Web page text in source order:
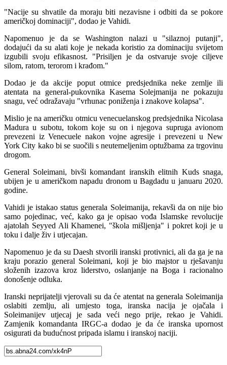
"Nacije su shvatile da moraju biti nezavisne i odbiti da se pokore
američkoj dominaciji", dodao je Vahidi.
Napomenuo je da se Washington nalazi u "silaznoj putanji",
dodajući da su alati koje je nekada koristio za dominaciju svijetom
izgubili svoju efikasnost. "Prisiljen je da ostvaruje svoje ciljeve
silom, ratom, terorom i krađom."
Dodao je da akcije poput otmice predsjednika neke zemlje ili
atentata na general-pukovnika Kasema Solejmanija ne pokazuju
snagu, već odražavaju "vrhunac poniženja i znakove kolapsa".
Mislio je na američku otmicu venecuelanskog predsjednika Nicolasa
Madura u subotu, tokom koje su on i njegova supruga avionom
prevezeni iz Venecuele nakon vojne agresije i prevezeni u New
York City kako bi se suočili s neutemeljenim optužbama za trgovinu
drogom.
General Soleimani, bivši komandant iranskih elitnih Kuds snaga,
ubijen je u američkom napadu dronom u Bagdadu u januaru 2020.
godine.
Vahidi je istakao status generala Soleimanija, rekavši da on nije bio
samo pojedinac, već, kako ga je opisao vođa Islamske revolucije
ajatolah Seyyed Ali Khamenei, "škola mišljenja" i pokret koji je u
toku i dalje živ i utjecajan.
Napomenuo je da su Daesh stvorili iranski protivnici, ali da ga je na
kraju porazio general Soleimani, koji je bio majstor u rješavanju
složenih izazova kroz liderstvo, oslanjanje na Boga i racionalno
donošenje odluka.
Iranski neprijatelji vjerovali su da će atentat na generala Soleimanija
oslabiti zemlju, ali umjesto toga, iranska nacija je ojačala i
Soleimanijev utjecaj je sada veći nego prije, rekao je Vahidi.
Zamjenik komandanta IRGC-a dodao je da će iranska upornost
osigurati da budućnost pripada islamu i iranskoj naciji.